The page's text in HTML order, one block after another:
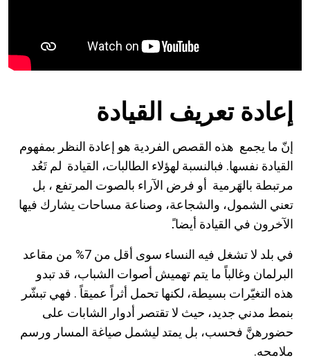
إعادة تعريف القيادة
إنّ ما يجمع هذه القصص الفردية هو إعادة النظر بمفهوم
القيادة نفسها. فبالنسبة لهؤلاء الطالبات، القيادة لم تَعُد
مرتبطة بالهَرمية أو فرض الآراء بالصوت المرتفع ، بل
تعني الشمول، والشجاعة، وصناعة مساحات يشارك فيها
الآخرون في القيادة أيضا.ً
في بلد لا تشغل فيه النساء سوى أقل من 7% من مقاعد
البرلمان وغالباً ما يتم تهميش أصوات الشباب، قد تبدو
هذه التغيّرات بسيطة، لكنها تحمل أثراً عميقاً . فهي تبشّر
بنمط مدني جديد، حيث لا تقتصر أدوار الشابات على
حضورهنَّ فحسب، بل يمتد ليشمل صياغة المسار ورسم
ملامحه.